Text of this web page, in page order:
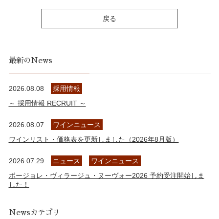
戻る
最新のNews
2026.08.08
採用情報
～ 採用情報 RECRUIT ～
2026.08.07
ワインニュース
ワインリスト・価格表を更新しました（2026年8月版）
2026.07.29 ニュース
ワインニュース
ボージョレ・ヴィラージュ・ヌーヴォー2026 予約受注開始しま
した！
Newsカテゴリ